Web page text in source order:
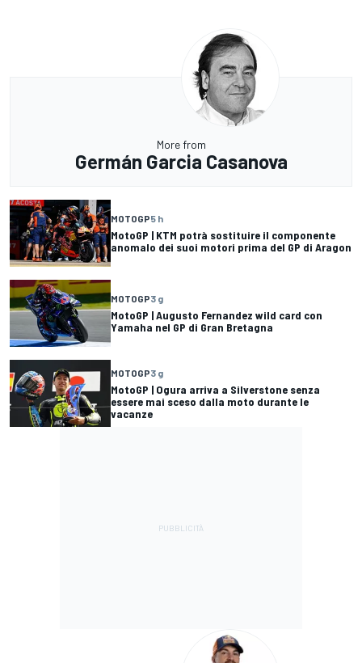
More from
Germán Garcia Casanova
MOTOGP5 h
MotoGP | KTM potrà sostituire il componente
anomalo dei suoi motori prima del GP di Aragon
MOTOGP3 g
MotoGP | Augusto Fernandez wild card con
Yamaha nel GP di Gran Bretagna
MOTOGP3 g
MotoGP | Ogura arriva a Silverstone senza
essere mai sceso dalla moto durante le
vacanze